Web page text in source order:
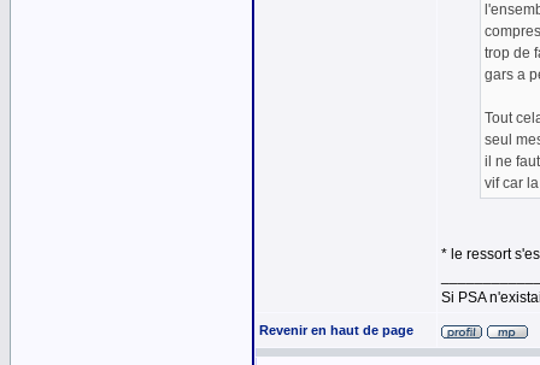
trop de
gars a
Tout
seul
il ne
vif car
* le ressort
Si PSA
Revenir en haut de page